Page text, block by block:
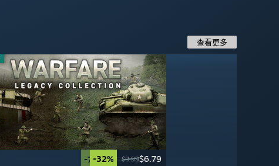
查看更多
-32% $9.99$6.79
-70% $59.99$17.99
-20% $39.99$31.99
-20% $9.99$7.99